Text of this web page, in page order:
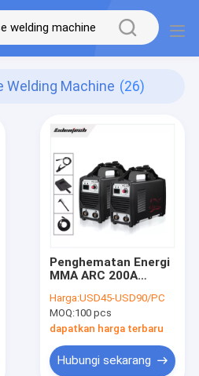
Welding Machine (26)
Penghematan Energi
MMA ARC 200A
Mosfet Fase Tunggal
220V
Harga:USD45-USD90/PC
MOQ:100 pcs
dapatkan harga terbaru
Hubungi sekarang